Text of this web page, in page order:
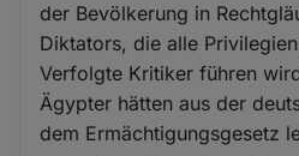
der Bevölkerung in
Diktators, die alle
Verfolgte Kritiker führen
Ägypter hätten aus der
dem Ermächtigungsgesetz